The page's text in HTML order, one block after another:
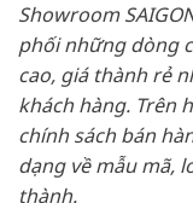
Showroom
phối những dòng
cao, giá thành rẻ
khách hàng. Trên
chính sách bán
dạng về mẫu mã,
thành.